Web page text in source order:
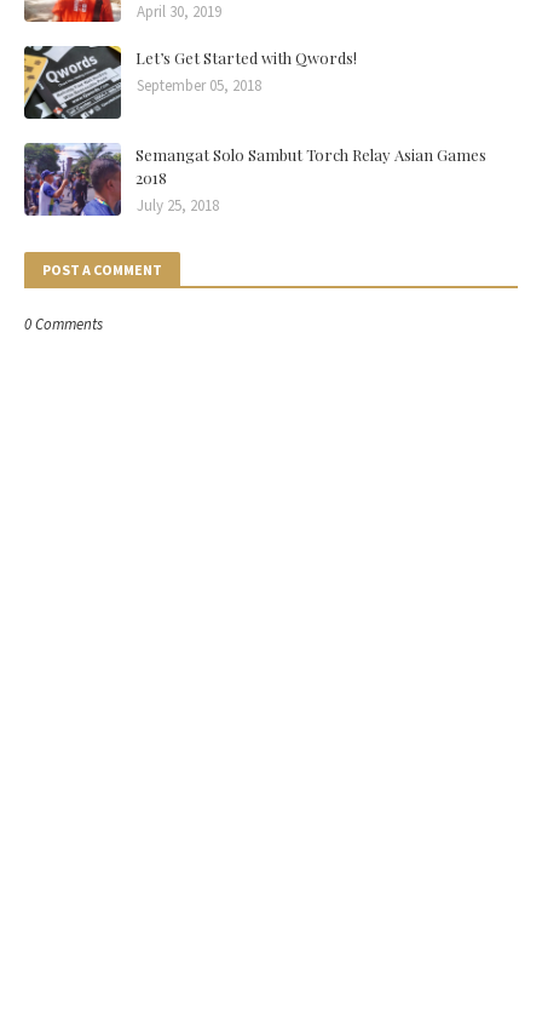
April 30, 2019
Let’s Get Started with Qwords!
September 05, 2018
Semangat Solo Sambut Torch Relay Asian Games
2018
July 25, 2018
POST A COMMENT
0 Comments